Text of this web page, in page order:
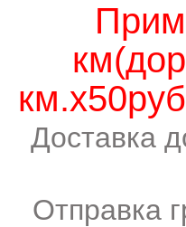
Доставка
Отправка